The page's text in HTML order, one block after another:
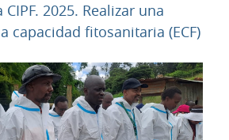
2025. Realizar una
capacidad fitosanitaria (ECF)URL